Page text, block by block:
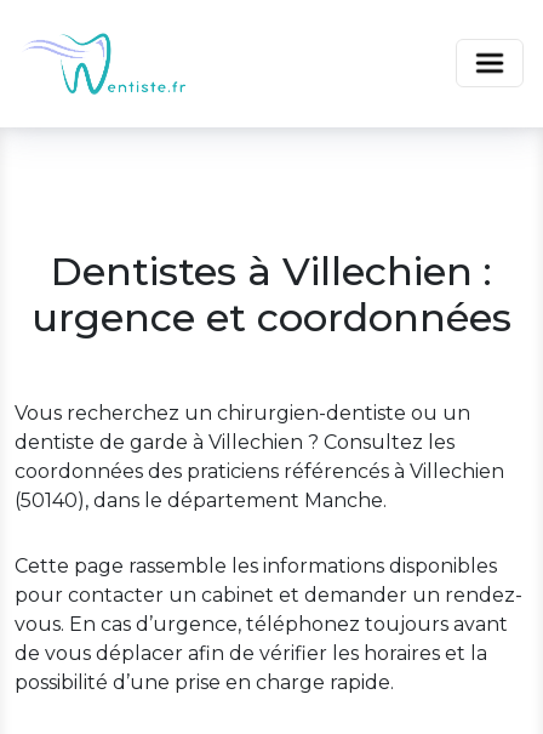
Dentistes à Villechien :
urgence et coordonnées
Vous recherchez un chirurgien-dentiste ou un
dentiste de garde à Villechien ? Consultez les
coordonnées des praticiens référencés à Villechien
(50140), dans le département Manche.
Cette page rassemble les informations disponibles
pour contacter un cabinet et demander un rendez-
vous. En cas d’urgence, téléphonez toujours avant
de vous déplacer afin de vérifier les horaires et la
possibilité d’une prise en charge rapide.